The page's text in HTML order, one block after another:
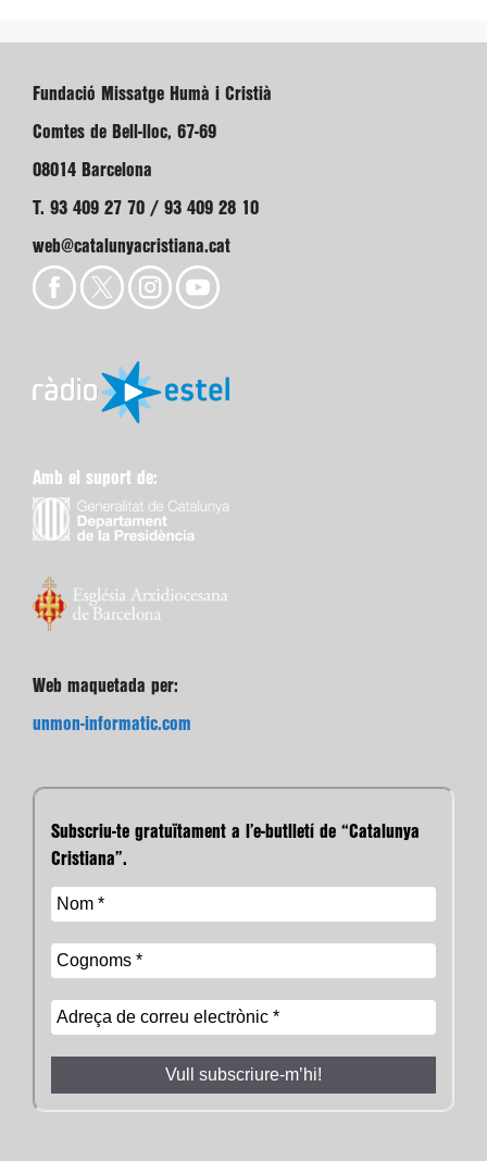
Fundació Missatge Humà i Cristià
Comtes de Bell-lloc, 67-69
08014 Barcelona
T. 93 409 27 70 / 93 409 28 10
web@catalunyacristiana.cat
Amb el suport de:
Web maquetada per:
unmon-informatic.com
Subscriu-te gratuïtament a l’e-butlletí de “Catalunya
Cristiana”.